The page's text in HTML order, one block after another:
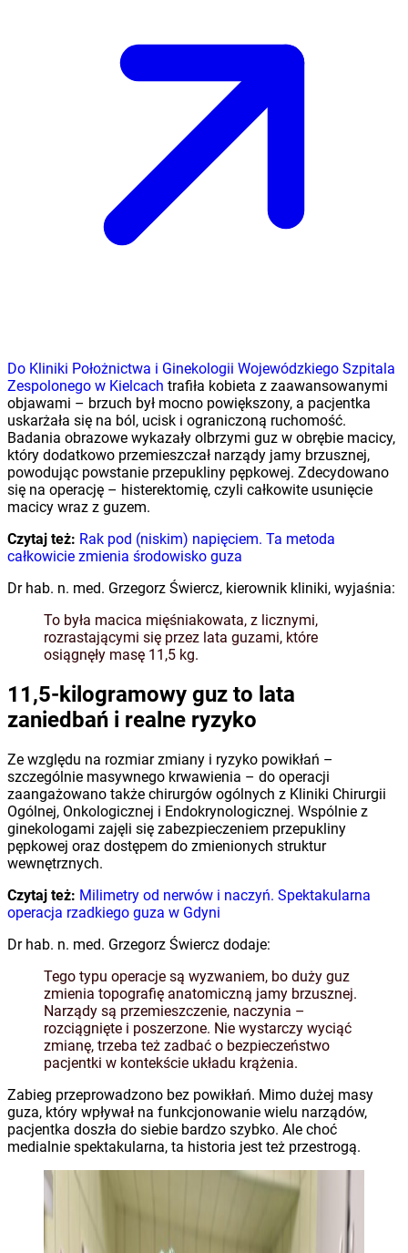
Do Kliniki Położnictwa i Ginekologii Wojewódzkiego Szpitala
Zespolonego w Kielcach trafiła kobieta z zaawansowanymi
objawami – brzuch był mocno powiększony, a pacjentka
uskarżała się na ból, ucisk i ograniczoną ruchomość.
Badania obrazowe wykazały olbrzymi guz w obrębie macicy,
który dodatkowo przemieszczał narządy jamy brzusznej,
powodując powstanie przepukliny pępkowej. Zdecydowano
się na operację – histerektomię, czyli całkowite usunięcie
macicy wraz z guzem.
Czytaj też: Rak pod (niskim) napięciem. Ta metoda
całkowicie zmienia środowisko guza
Dr hab. n. med. Grzegorz Świercz, kierownik kliniki, wyjaśnia:
To była macica mięśniakowata, z licznymi,
rozrastającymi się przez lata guzami, które
osiągnęły masę 11,5 kg.
11,5-kilogramowy guz to lata
zaniedbań i realne ryzyko
Ze względu na rozmiar zmiany i ryzyko powikłań –
szczególnie masywnego krwawienia – do operacji
zaangażowano także chirurgów ogólnych z Kliniki Chirurgii
Ogólnej, Onkologicznej i Endokrynologicznej. Wspólnie z
ginekologami zajęli się zabezpieczeniem przepukliny
pępkowej oraz dostępem do zmienionych struktur
wewnętrznych.
Czytaj też: Milimetry od nerwów i naczyń. Spektakularna
operacja rzadkiego guza w Gdyni
Dr hab. n. med. Grzegorz Świercz dodaje:
Tego typu operacje są wyzwaniem, bo duży guz
zmienia topografię anatomiczną jamy brzusznej.
Narządy są przemieszczenie, naczynia –
rozciągnięte i poszerzone. Nie wystarczy wyciąć
zmianę, trzeba też zadbać o bezpieczeństwo
pacjentki w kontekście układu krążenia.
Zabieg przeprowadzono bez powikłań. Mimo dużej masy
guza, który wpływał na funkcjonowanie wielu narządów,
pacjentka doszła do siebie bardzo szybko. Ale choć
medialnie spektakularna, ta historia jest też przestrogą.